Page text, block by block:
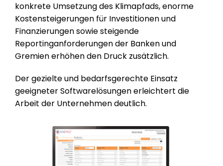
konkrete Umsetzung des Klimapfads, enorme
Kostensteigerungen für Investitionen und
Finanzierungen sowie steigende
Reportinganforderungen der Banken und
Gremien erhöhen den Druck zusätzlich.
Der gezielte und bedarfsgerechte Einsatz
geeigneter Softwarelösungen erleichtert die
Arbeit der Unternehmen deutlich.